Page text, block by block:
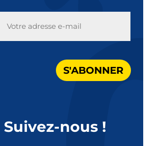
S'ABONNER
Suivez-nous !